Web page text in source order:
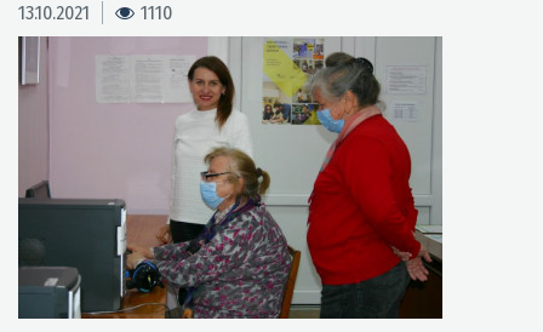
13.10.2021 1110